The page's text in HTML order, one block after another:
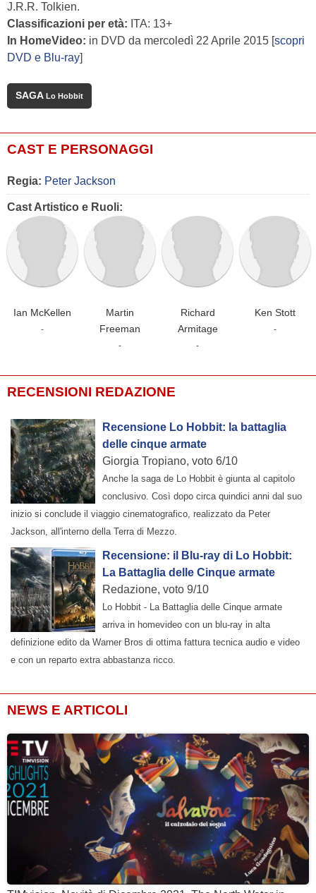
J.R.R. Tolkien.
Classificazioni per età: ITA: 13+
In HomeVideo: in DVD da mercoledì 22 Aprile 2015 [scopri
DVD e Blu-ray]
SAGA Lo Hobbit
CAST E PERSONAGGI
Regia: Peter Jackson
Cast Artistico e Ruoli:
Ian McKellen
-
Martin
Freeman
-
Richard
Armitage
-
Ken Stott
-
RECENSIONI REDAZIONE
Recensione Lo Hobbit: la battaglia
delle cinque armate
Giorgia Tropiano, voto 6/10
Anche la saga de Lo Hobbit è giunta al capitolo
conclusivo. Così dopo circa quindici anni dal suo
inizio si conclude il viaggio cinematografico, realizzato da Peter
Jackson, all'interno della Terra di Mezzo.
Recensione: il Blu-ray di Lo Hobbit:
La Battaglia delle Cinque armate
Redazione, voto 9/10
Lo Hobbit - La Battaglia delle Cinque armate
arriva in homevideo con un blu-ray in alta
definizione edito da Warner Bros di ottima fattura tecnica audio e video
e con un reparto extra abbastanza ricco.
NEWS E ARTICOLI